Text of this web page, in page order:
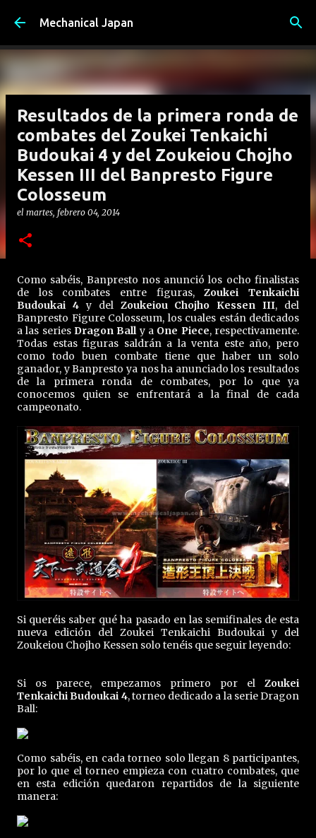
Ir al contenido principal
Mechanical Japan
Resultados de la primera ronda de
combates del Zoukei Tenkaichi
Budoukai 4 y del Zoukeiou Chojho
Kessen III del Banpresto Figure
Colosseum
el martes, febrero 04, 2014
Como sabéis, Banpresto nos anunció los ocho finalistas
de los combates entre figuras,Zoukei Tenkaichi
Budoukai 4y del Zoukeiou Chojho Kessen III, del
Banpresto Figure Colosseum, los cuales están dedicados
a las series Dragon Bally a One Piece, respectivamente.
Todas estas figuras saldrán a la venta este año, pero
como todo buen combate tiene que haber un solo
ganador, y Banpresto ya nos ha anunciado los resultados
de la primera ronda de combates, por lo que ya
conocemos quien se enfrentará a la final de cada
campeonato.
Si queréis saber qué ha pasado en las semifinales de esta
nueva edición del Zoukei Tenkaichi Budoukai y del
Zoukeiou Chojho Kessen solo tenéis que seguir leyendo:
Si os parece, empezamos primero por el Zoukei
Tenkaichi Budoukai 4, torneo dedicado a la serie Dragon
Ball:
Como sabéis, en cada torneo solo llegan 8 participantes,
por lo que el torneo empieza con cuatro combates, que
en esta edición quedaron repartidos de la siguiente
manera: